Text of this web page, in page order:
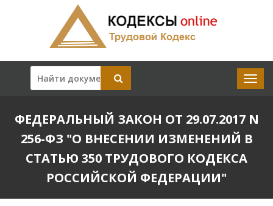
ФЕДЕРАЛЬНЫЙ ЗАКОН ОТ 29.07.2017 N
256-ФЗ "О ВНЕСЕНИИ ИЗМЕНЕНИЙ В
СТАТЬЮ 350 ТРУДОВОГО КОДЕКСА
РОССИЙСКОЙ ФЕДЕРАЦИИ"